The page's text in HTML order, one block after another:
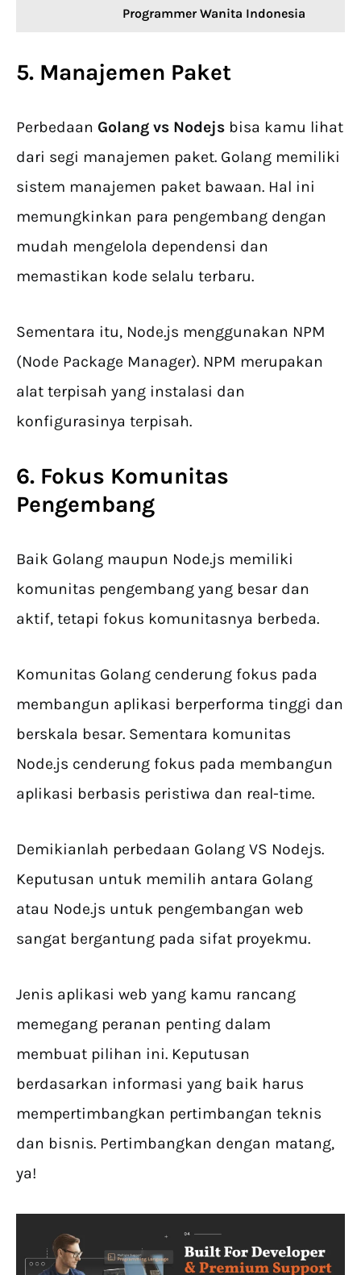
Programmer Wanita Indonesia
5. Manajemen Paket
Perbedaan Golang vs Nodejs bisa kamu lihat
dari segi manajemen paket. Golang memiliki
sistem manajemen paket bawaan. Hal ini
memungkinkan para pengembang dengan
mudah mengelola dependensi dan
memastikan kode selalu terbaru.
Sementara itu, Node.js menggunakan NPM
(Node Package Manager). NPM merupakan
alat terpisah yang instalasi dan
konfigurasinya terpisah.
6. Fokus Komunitas
Pengembang
Baik Golang maupun Node.js memiliki
komunitas pengembang yang besar dan
aktif, tetapi fokus komunitasnya berbeda.
Komunitas Golang cenderung fokus pada
membangun aplikasi berperforma tinggi dan
berskala besar. Sementara komunitas
Node.js cenderung fokus pada membangun
aplikasi berbasis peristiwa dan real-time.
Demikianlah perbedaan Golang VS Nodejs.
Keputusan untuk memilih antara Golang
atau Node.js untuk pengembangan web
sangat bergantung pada sifat proyekmu.
Jenis aplikasi web yang kamu rancang
memegang peranan penting dalam
membuat pilihan ini. Keputusan
berdasarkan informasi yang baik harus
mempertimbangkan pertimbangan teknis
dan bisnis. Pertimbangkan dengan matang,
ya!